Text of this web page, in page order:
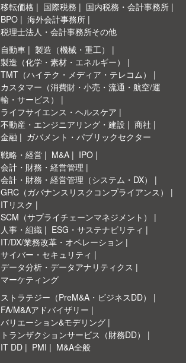
移転価格 国際税務
国内税務・会計事務所
BPO
海外会計事務所
税理士法人・会計事務所その他
自動車
製造（機械・重工）
製造（化学・素材・エネルギー）
TMT（ハイテク・メディア・テレコム）
カスタマー（消費財・小売・流通・航空/運
輸・サービス）
ライフサイエンス・ヘルスケア
不動産・エンジニアリング・建設
商社
金融
ガバメント・パブリックセクター
戦略・経営 M&A
IPO
会計・財務・経営管理
会計・財務・経営管理（システム・DX）
GRC（ガバナンスリスクコンプライアンス）
ITリスク
SCM（サプライチェーンマネジメント）
人事・組織
ESG・サステナビリティ
IT/DX/業務改革・オペレーション
サイバー・セキュリティ
データ分析・データアナリティクス
マーケティング
ストラテジー（PreM&A・ビジネスDD）
FA/M&Aアドバイザリー
バリエーション&モデリング
トランザクションサービス（財務DD）
IT DD
PMI
M&A全般